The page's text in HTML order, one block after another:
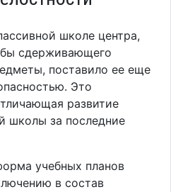
школе центра,
сдерживающего
поставило ее еще
Это
развитие
школы за последние
учебных планов
в состав